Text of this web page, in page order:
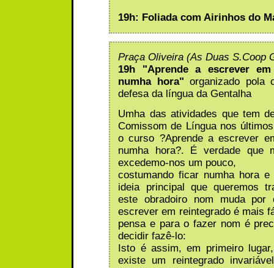
19h: Foliada com Airinhos do
Praça Oliveira (As Duas S.Coop
19h "Aprende a escrever em
numha hora"organizado pola
defesa da língua da Gentalha
Umha das atividades que tem
Comissom de Língua nos
o curso ?Aprende a escrever
numha hora?. É verdade que
excedemo-nos um pouco,
costumando ficar numha hora
ideia principal que queremos
este obradoiro nom muda por
escrever em reintegrado é mais
pensa e para o fazer nom é
decidir fazê-lo:
Isto é assim, em primeiro
existe um reintegrado